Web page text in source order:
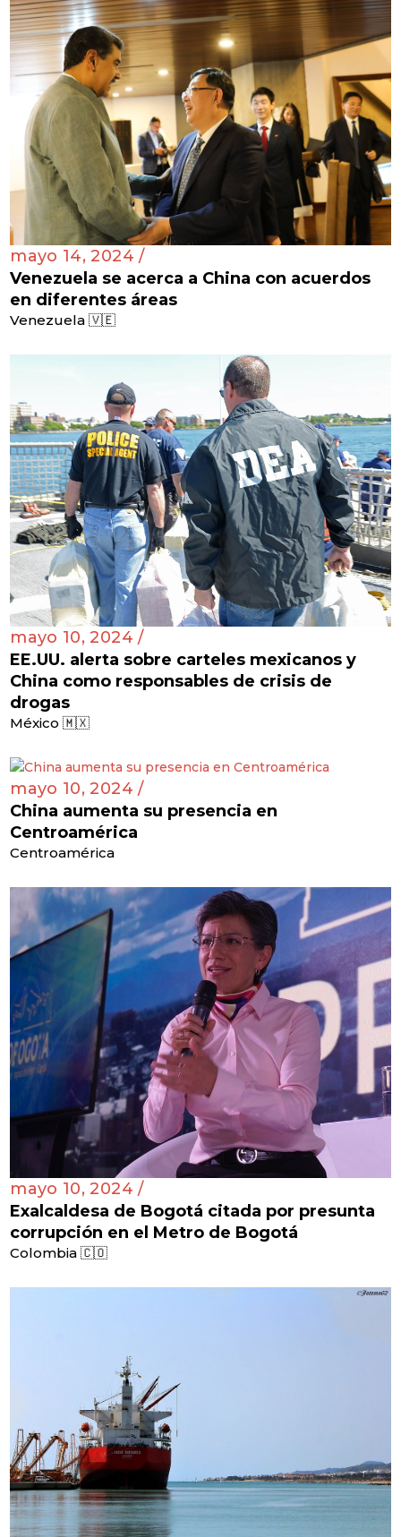
mayo 14, 2024 /
Venezuela se acerca a China con acuerdos
en diferentes áreas
Venezuela 🇻🇪
mayo 10, 2024 /
EE.UU. alerta sobre carteles mexicanos y
China como responsables de crisis de
drogas
México 🇲🇽
mayo 10, 2024 /
China aumenta su presencia en
Centroamérica
Centroamérica
mayo 10, 2024 /
Exalcaldesa de Bogotá citada por presunta
corrupción en el Metro de Bogotá
Colombia 🇨🇴